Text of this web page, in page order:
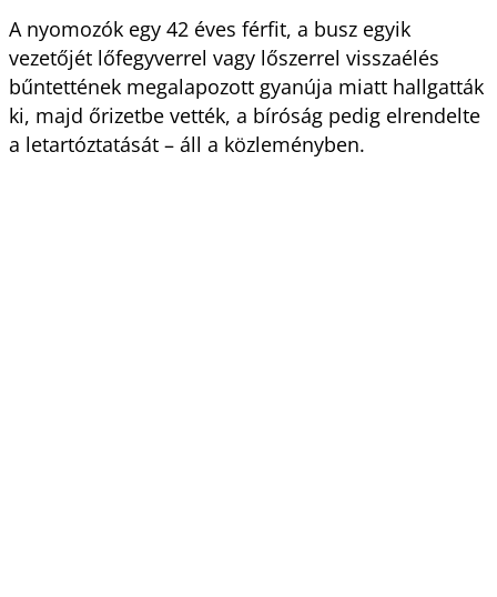
A nyomozók egy 42 éves férfit, a busz egyik
vezetőjét lőfegyverrel vagy lőszerrel visszaélés
bűntettének megalapozott gyanúja miatt hallgatták
ki, majd őrizetbe vették, a bíróság pedig elrendelte
a letartóztatását – áll a közleményben.